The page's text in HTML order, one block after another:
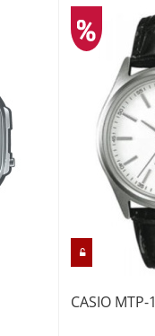
CASIO